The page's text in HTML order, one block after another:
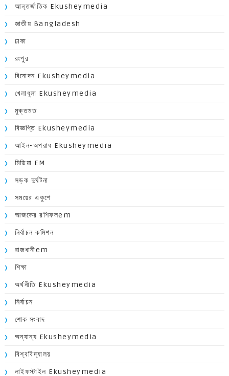
আন্তর্জাতিক Ekusheymedia
জাতীয় Bangladesh
ঢাকা
রংপুর
বিনোদন Ekusheymedia
খেলাধূলা Ekusheymedia
মুক্তমত
বিজ্ঞপ্তি Ekusheymedia
আইন-অপরাধ Ekusheymedia
মিডিয়া EM
সড়ক দুর্ঘটনা
সময়ের একুশে
আজকের রশিফলem
নির্বাচন কমিশন
রাজধানীem
শিক্ষা
অর্থনীতি Ekusheymedia
নির্বাচন
শোক সংবাদ
অন্যান্য Ekusheymedia
বিশ্ববিদ্যালয়
লাইফস্টাইল Ekusheymedia